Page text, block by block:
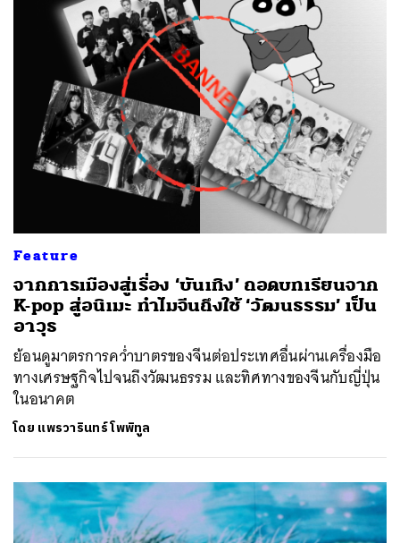
Feature
จากการเมืองสู่เรื่อง ‘บันเทิง’ ถอดบทเรียนจาก
K-pop สู่อนิเมะ ทำไมจีนถึงใช้ ‘วัฒนธรรม’ เป็น
อาวุธ
ย้อนดูมาตรการคว่ำบาตรของจีนต่อประเทศอื่นผ่านเครื่องมือ
ทางเศรษฐกิจไปจนถึงวัฒนธรรม และทิศทางของจีนกับญี่ปุ่น
ในอนาคต
โดย แพรวารินทร์ โพพิทูล